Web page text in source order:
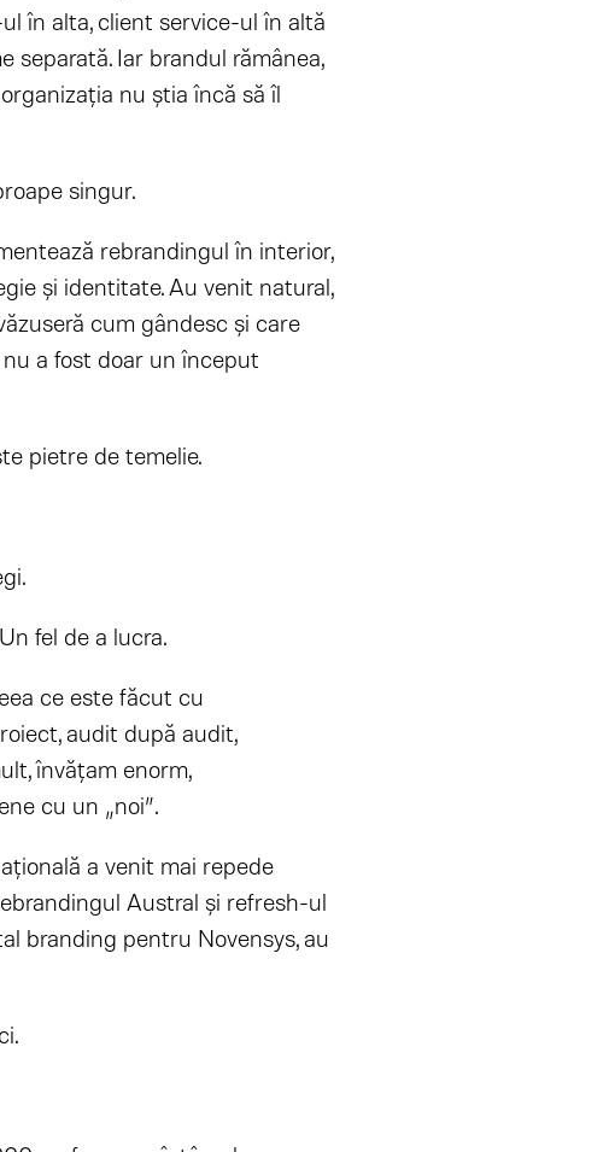
în alta, client service-ul în altă
separată. Iar brandul rămânea,
nu știa încă să îl
singur.
rebrandingul în interior,
și identitate. Au venit natural,
cum gândesc și care
a fost doar un început
pietre de temelie.
fel de a lucra.
ce este făcut cu
audit după audit,
învățam enorm,
cu un „noi”.
a venit mai repede
Austral și refresh-ul
branding pentru Novensys, au